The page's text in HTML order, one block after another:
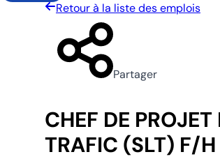
Retour à la liste des emplois
Partager
CHEF DE
TRAFIC (SLT) F/H